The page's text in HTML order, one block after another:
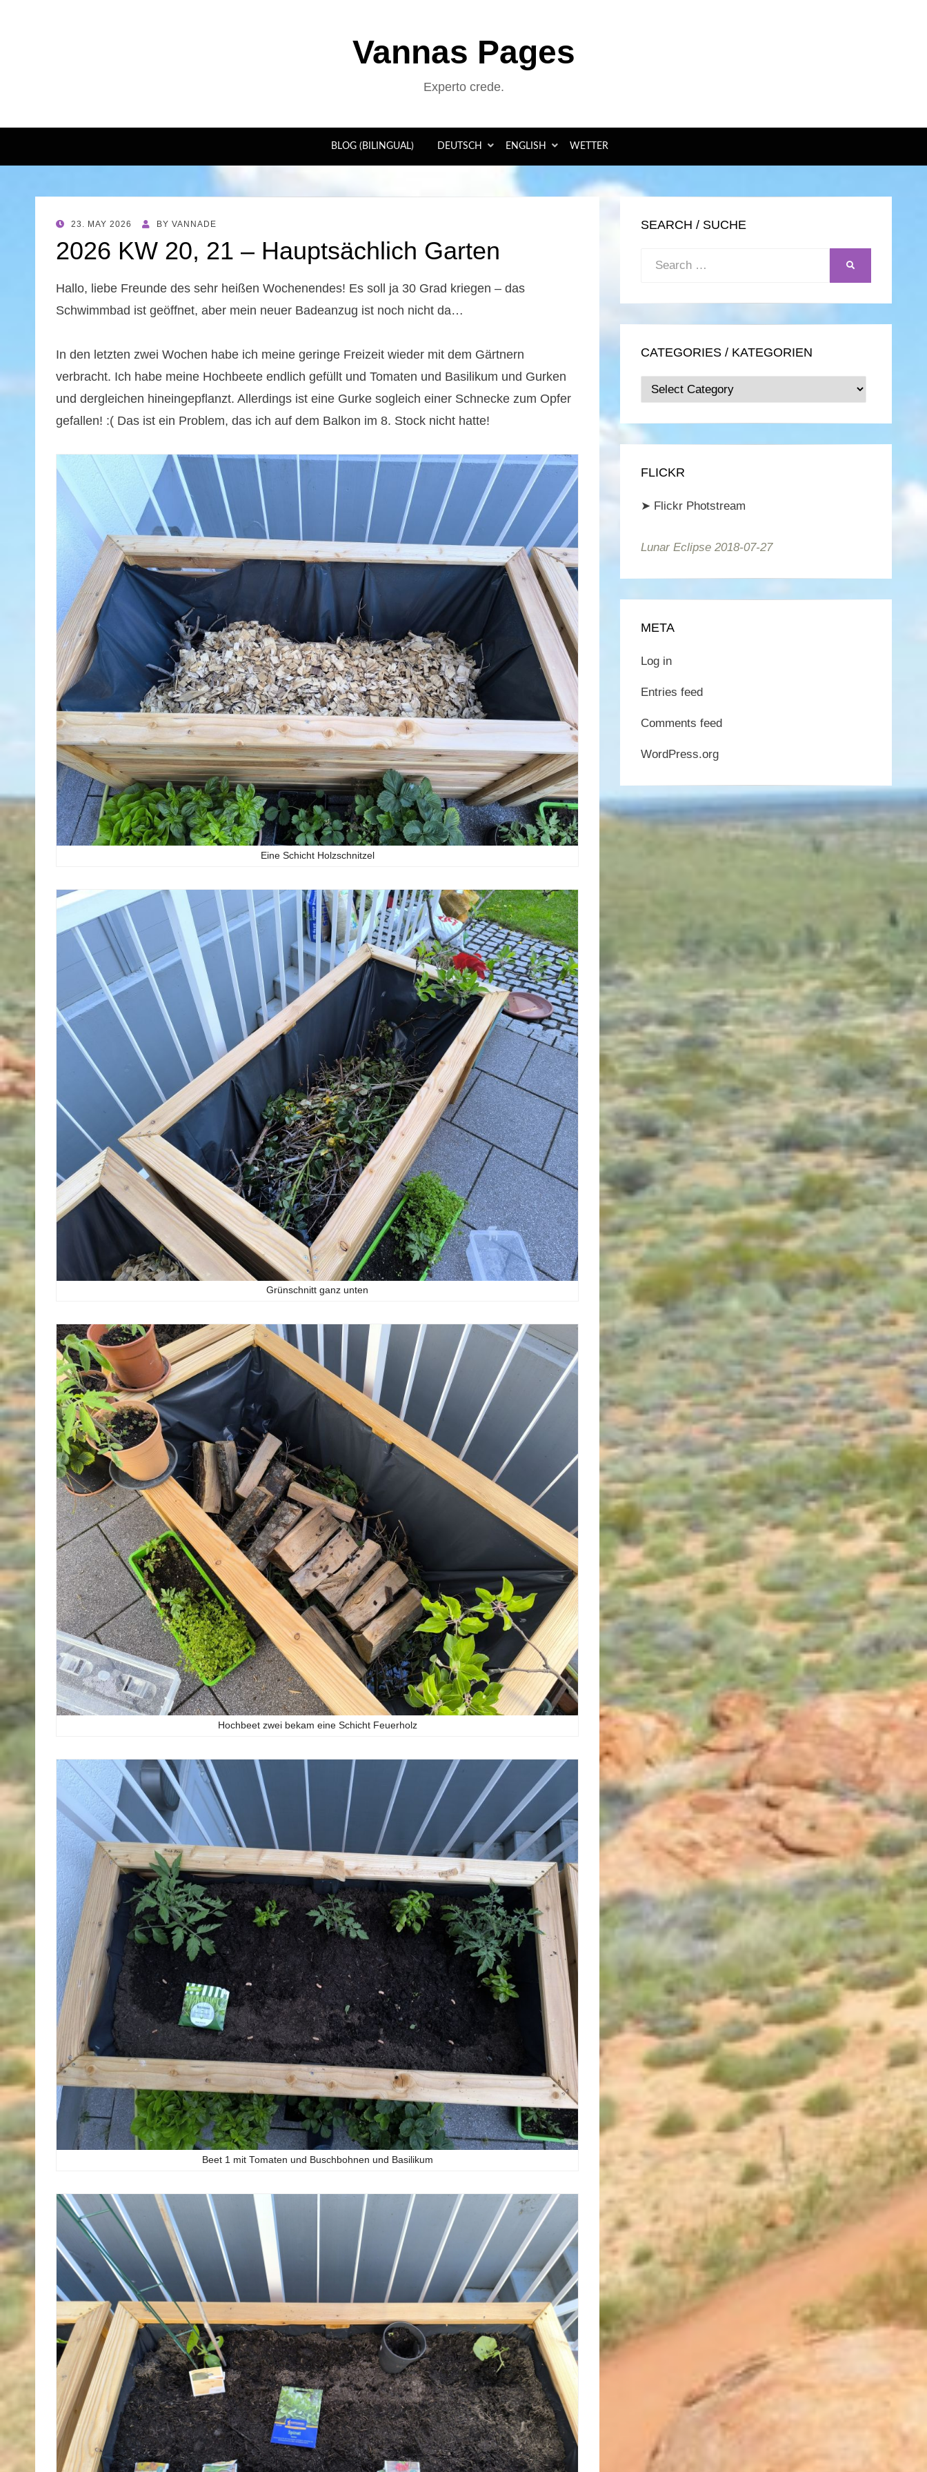
Vannas Pages
Experto crede.
BLOG (BILINGUAL) DEUTSCH ENGLISH WETTER
POSTED
23. MAY 2026 BY VANNADE
2026 KW 20, 21 – Hauptsächlich Garten
Hallo, liebe Freunde des sehr heißen Wochenendes! Es soll ja 30 Grad kriegen – das
Schwimmbad ist geöffnet, aber mein neuer Badeanzug ist noch nicht da…
In den letzten zwei Wochen habe ich meine geringe Freizeit wieder mit dem Gärtnern
verbracht. Ich habe meine Hochbeete endlich gefüllt und Tomaten und Basilikum und Gurken
und dergleichen hineingepflanzt. Allerdings ist eine Gurke sogleich einer Schnecke zum Opfer
gefallen! :( Das ist ein Problem, das ich auf dem Balkon im 8. Stock nicht hatte!
Eine Schicht Holzschnitzel
Grünschnitt ganz unten
Hochbeet zwei bekam eine Schicht Feuerholz
Beet 1 mit Tomaten und Buschbohnen und Basilikum
SEARCH / SUCHE
Search
CATEGORIES / KATEGORIEN
Categories
/
Kategorien
FLICKR
➤ Flickr Photstream
Lunar Eclipse 2018-07-27
META
Log in
Entries feed
Comments feed
WordPress.org